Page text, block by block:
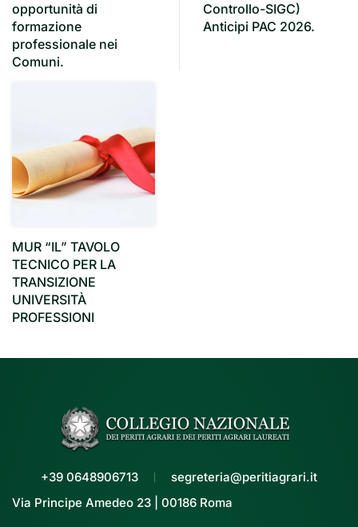
opportunità di
formazione
professionale nei
Comuni.
Controllo-SIGC)
Anticipi PAC 2026.
MUR “IL” TAVOLO
TECNICO PER LA
TRANSIZIONE
UNIVERSITÀ
PROFESSIONI
+39 0648906713
segreteria@peritiagrari.it
Via Principe Amedeo 23 | 00186 Roma